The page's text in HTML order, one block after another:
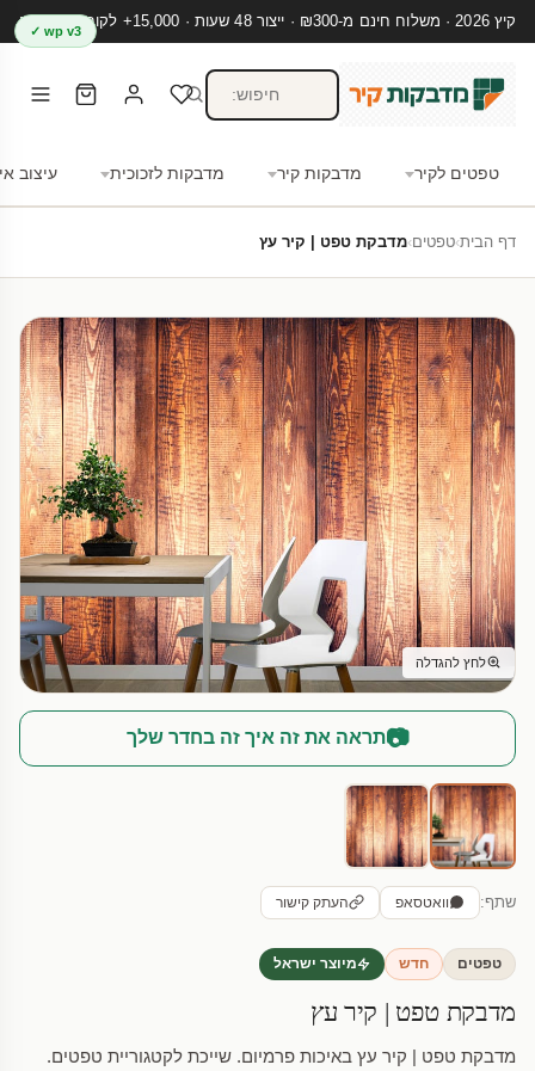
קיץ 2026 · משלוח חינם מ-₪300 · ייצור 48 שעות · 15,000+ לקוחות מרוצים
טפטים לקיר מדבקות קיר מדבקות לזכוכית עיצוב
wp v3 ✓
דף הבית›טפטים›מדבקת טפט | קיר עץ
לחץ להגדלה
📷תראה את זה איך זה בחדר שלך
שתף: וואטסאפ העתק קישור
טפטים חדש מיוצר ישראל
מדבקת טפט | קיר עץ
מדבקת טפט | קיר עץ באיכות פרמיום. שייכת לקטגוריית טפטים.